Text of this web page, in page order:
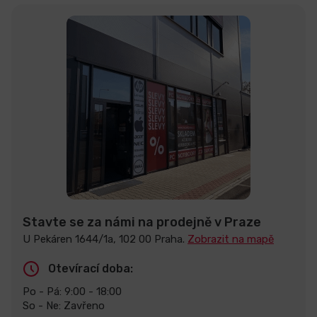
Stavte se za námi na prodejně v Praze
U Pekáren 1644/1a, 102 00 Praha. Zobrazit na mapě
Otevírací doba:
Po - Pá: 9:00 - 18:00
So - Ne: Zavřeno